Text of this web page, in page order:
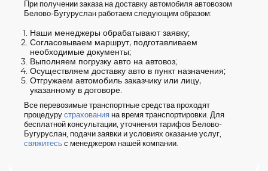
При получении заказа на доставку автомобиля автовозом
Белово-Бугуруслан работаем следующим образом:
Наши менеджеры обрабатывают заявку;
Согласовываем маршрут, подготавливаем
необходимые документы;
Выполняем погрузку авто на автовоз;
Осуществляем доставку авто в пункт назначения;
Отгружаем автомобиль заказчику или лицу,
указанному в договоре.
Все перевозимые транспортные средства проходят
процедуру страхования на время транспортировки. Для
бесплатной консультации, уточнения тарифов Белово-
Бугуруслан, подачи заявки и условиях оказание услуг,
свяжитесь с менеджером нашей компании.